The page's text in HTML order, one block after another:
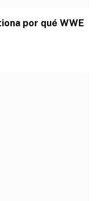
por qué WWE